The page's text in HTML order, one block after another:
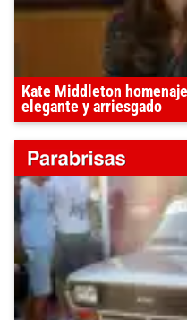
Kate Middleton
elegante y arriesgado